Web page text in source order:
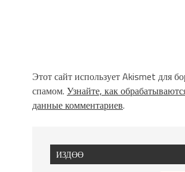
Этот сайт использует Akismet для
спамом. Узнайте, как
данные комментариев.
ИЗДӨӨ